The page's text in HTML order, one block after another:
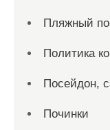
Пляжный
Политика
Посейдон,
Починки